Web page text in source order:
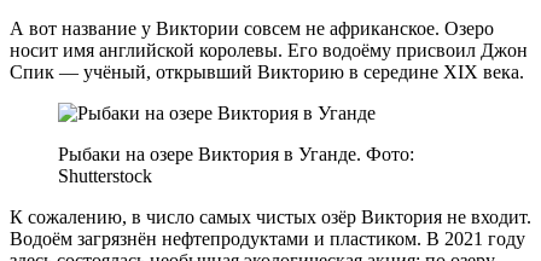
А вот название у Виктории совсем не африканское. Озеро
носит имя английской королевы. Его водоёму присвоил Джон
Спик — учёный, открывший Викторию в середине XIX века.
Рыбаки на озере Виктория в Уганде. Фото:
Shutterstock
К сожалению, в число самых чистых озёр Виктория не входит.
Водоём загрязнён нефтепродуктами и пластиком. В 2021 году